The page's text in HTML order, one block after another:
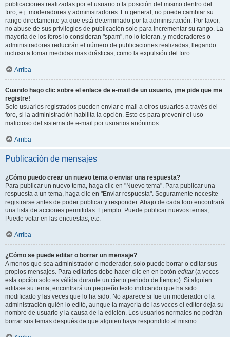
publicaciones realizadas por el usuario o la posición del mismo dentro del
foro, e.j. moderadores y administradores. En general, no puede cambiar su
rango directamente ya que está determinado por la administración. Por favor,
no abuse de sus privilegios de publicación solo para incrementar su rango. La
mayoría de los foros lo consideran "spam", no lo toleran, y moderadores o
administradores reducirán el número de publicaciones realizadas, llegando
incluso a tomar medidas mas drásticas, como la expulsión del foro.
Arriba
Cuando hago clic sobre el enlace de e-mail de un usuario, ¡me pide que me
registre!
Solo usuarios registrados pueden enviar e-mail a otros usuarios a través del
foro, si la administración habilita la opción. Esto es para prevenir el uso
malicioso del sistema de e-mail por usuarios anónimos.
Arriba
Publicación de mensajes
¿Cómo puedo crear un nuevo tema o enviar una respuesta?
Para publicar un nuevo tema, haga clic en "Nuevo tema". Para publicar una
respuesta a un tema, haga clic en "Enviar respuesta". Seguramente necesite
registrarse antes de poder publicar y responder. Abajo de cada foro encontrará
una lista de acciones permitidas. Ejemplo: Puede publicar nuevos temas,
Puede votar en las encuestas, etc.
Arriba
¿Cómo se puede editar o borrar un mensaje?
A menos que sea administrador o moderador, solo puede borrar o editar sus
propios mensajes. Para editarlos debe hacer clic en en botón editar(a veces
esta opción solo es válida durante un cierto periodo de tiempo). Si alguien
editase su tema, encontrará un pequeño texto indicando que ha sido
modificado y las veces que lo ha sido. No aparece si fue un moderador o la
administración quién lo editó, aunque la mayoría de las veces el editor deja su
nombre de usuario y la causa de la edición. Los usuarios normales no podrán
borrar sus temas después de que alguien haya respondido al mismo.